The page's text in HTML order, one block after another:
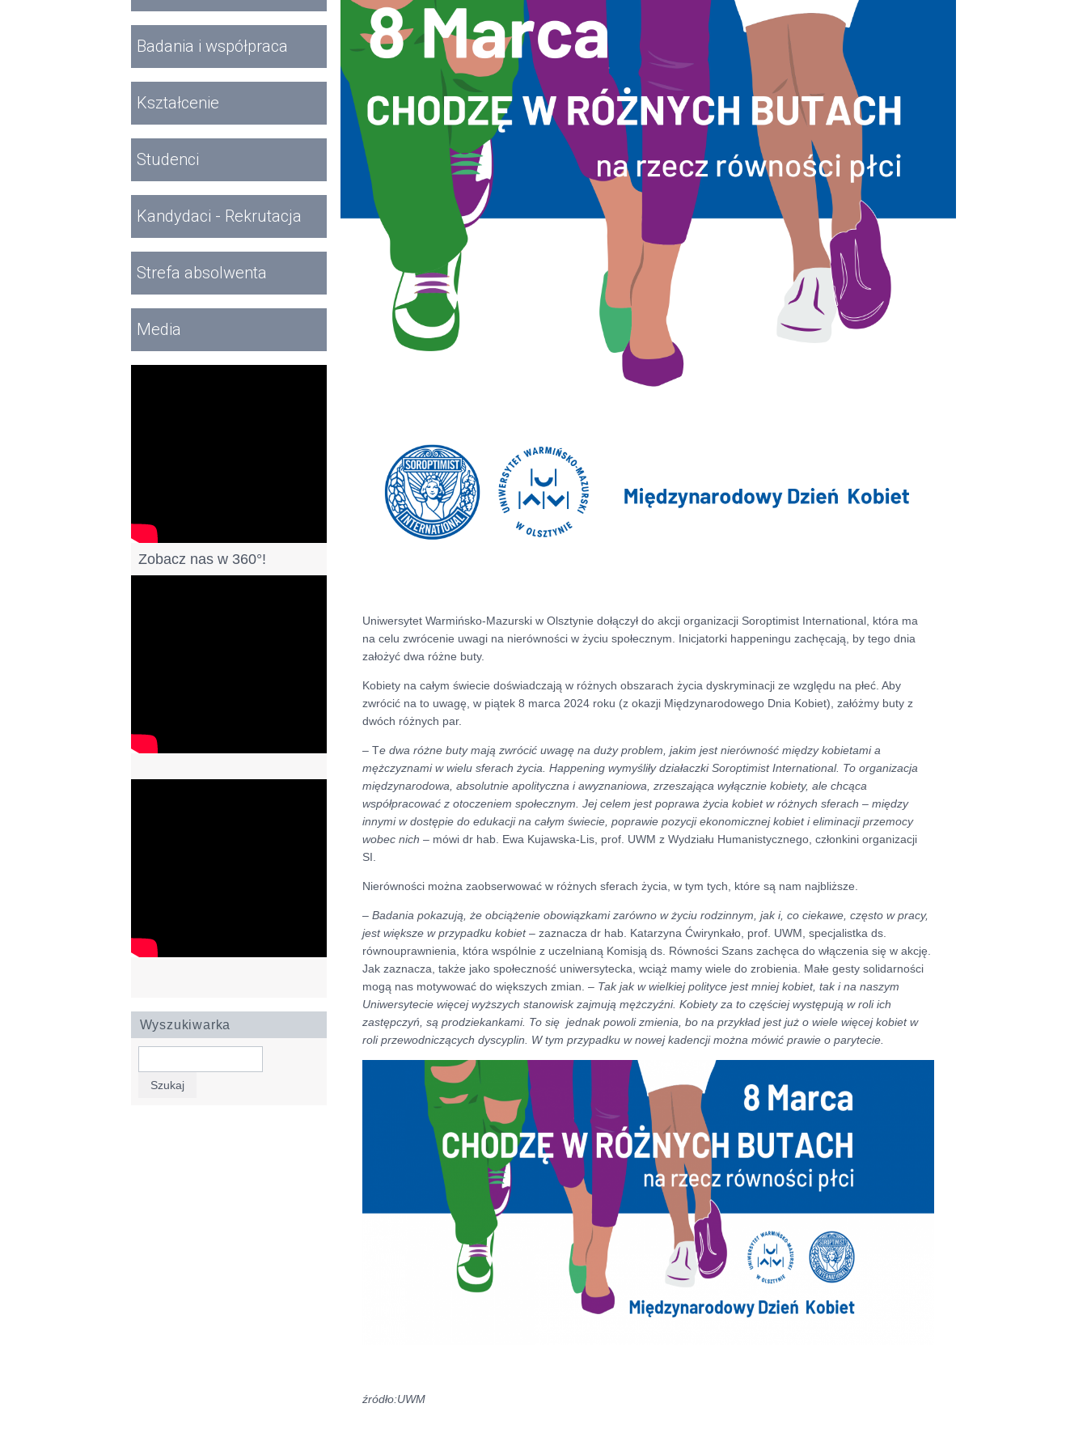
Badania i współpraca
Kształcenie
Studenci
Kandydaci - Rekrutacja
Strefa absolwenta
Media
Zobacz nas w 360°!
Wyszukiwarka
Uniwersytet Warmińsko-Mazurski w Olsztynie dołączył do akcji organizacji Soroptimist International, która ma
na celu zwrócenie uwagi na nierówności w życiu społecznym. Inicjatorki happeningu zachęcają, by tego dnia
założyć dwa różne buty.
Kobiety na całym świecie doświadczają w różnych obszarach życia dyskryminacji ze względu na płeć. Aby
zwrócić na to uwagę, w piątek 8 marca 2024 roku (z okazji Międzynarodowego Dnia Kobiet), załóżmy buty z
dwóch różnych par.
– Te dwa różne buty mają zwrócić uwagę na duży problem, jakim jest nierówność między kobietami a
mężczyznami w wielu sferach życia. Happening wymyśliły działaczki Soroptimist International. To organizacja
międzynarodowa, absolutnie apolityczna i awyznaniowa, zrzeszająca wyłącznie kobiety, ale chcąca
współpracować z otoczeniem społecznym. Jej celem jest poprawa życia kobiet w różnych sferach – między
innymi w dostępie do edukacji na całym świecie, poprawie pozycji ekonomicznej kobiet i eliminacji przemocy
wobec nich– mówi dr hab. Ewa Kujawska-Lis, prof. UWM z Wydziału Humanistycznego, członkini organizacji
SI.
Nierówności można zaobserwować w różnych sferach życia, w tym tych, które są nam najbliższe.
–Badania pokazują, że obciążenie obowiązkami zarówno w życiu rodzinnym, jak i, co ciekawe, często w pracy,
jest większe w przypadku kobiet– zaznacza dr hab. Katarzyna Ćwirynkało, prof. UWM, specjalistka ds.
równouprawnienia, która wspólnie z uczelnianą Komisją ds. Równości Szans zachęca do włączenia się w akcję.
Jak zaznacza, także jako społeczność uniwersytecka, wciąż mamy wiele do zrobienia. Małe gesty solidarności
mogą nas motywować do większych zmian. – Tak jak w wielkiej polityce jest mniej kobiet, tak i na naszym
Uniwersytecie więcej wyższych stanowisk zajmują mężczyźni. Kobiety za to częściej występują w roli ich
zastępczyń, są prodziekankami. To się jednak powoli zmienia, bo na przykład jest już o wiele więcej kobiet w
roli przewodniczących dyscyplin. W tym przypadku w nowej kadencji można mówić prawie o parytecie.
źródło:UWM